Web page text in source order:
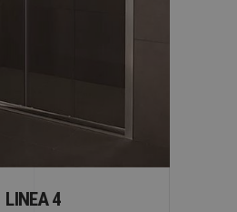
LINEA 4